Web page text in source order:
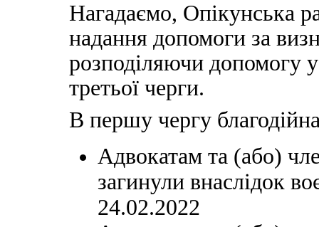
Нагадаємо, Опікунська
надання допомоги за
розподіляючи допомогу
третьої черги.
В першу чергу
Адвокатам та (або)
загинули внаслідок
24.02.2022